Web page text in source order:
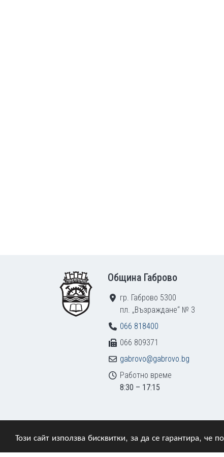
Този сайт използва бисквитки, за да се гарантира, че
Община Габрово
гр. Габрово 5300
пл. „Възраждане“ № 3
066 818400
066 809371
gabrovo@gabrovo.bg
Работно време
8:30 – 17:15
© 2009–2026 Община Габрово. Всички права